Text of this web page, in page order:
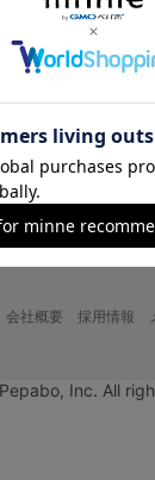
会社概要 採用情報
Inc. All